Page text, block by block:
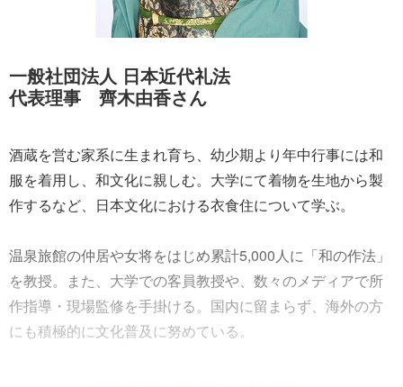
一般社団法人 日本近代礼法
代表理事 齊木由香さん
酒蔵を営む家系に生まれ育ち、幼少期より年中行事には和
服を着用し、和文化に親しむ。大学にて着物を生地から製
作するなど、日本文化における衣食住について学ぶ。
温泉旅館の仲居や女将をはじめ累計5,000人に「和の作法」
を教授。また、大学での客員教授や、数々のメディアで所
作指導・現場監修を手掛ける。国内に留まらず、海外の方
にも積極的に文化普及に努めている。